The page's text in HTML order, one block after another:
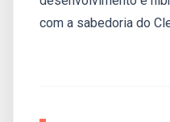
com a sabedoria do